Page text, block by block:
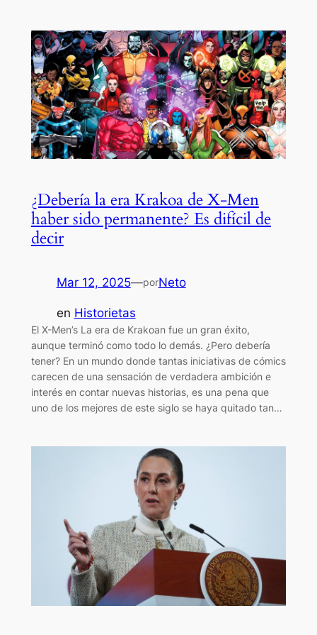
¿Debería la era Krakoa de X-Men
haber sido permanente? Es difícil de
decir
Mar 12, 2025—porNeto
en Historietas
El X-Men’s La era de Krakoan fue un gran éxito,
aunque terminó como todo lo demás. ¿Pero debería
tener? En un mundo donde tantas iniciativas de cómics
carecen de una sensación de verdadera ambición e
interés en contar nuevas historias, es una pena que
uno de los mejores de este siglo se haya quitado tan…